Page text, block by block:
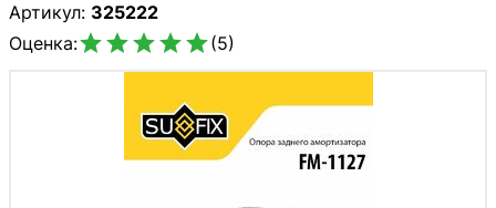
Артикул: 325222
Оценка:(5)